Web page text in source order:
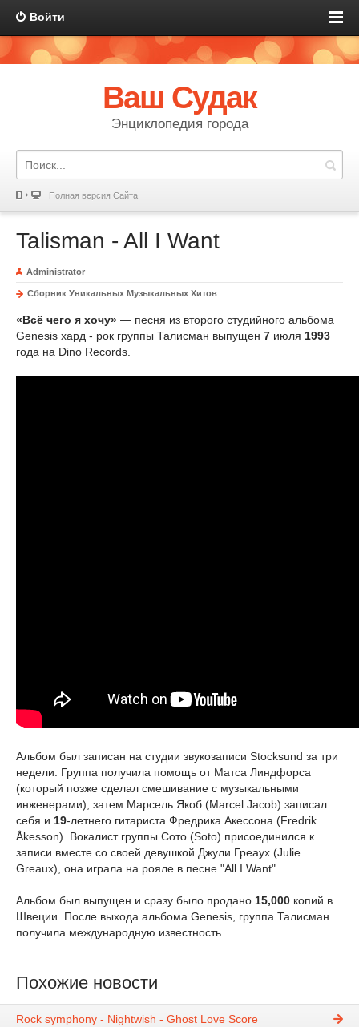
Войти
Ваш Судак
Энциклопедия города
Полная версия Сайта
Talisman - All I Want
Administrator
Сборник Уникальных Музыкальных Хитов
«Всё чего я хочу» — песня из второго студийного альбома
Genesis хард - рок группы Талисман выпущен 7 июля 1993
года на Dino Records.
Альбом был записан на студии звукозаписи Stocksund за три
недели. Группа получила помощь от Матса Линдфорса
(который позже сделал смешивание с музыкальными
инженерами), затем Марсель Якоб (Marcel Jacob) записал
себя и 19-летнего гитариста Фредрика Акессона (Fredrik
Åkesson). Вокалист группы Сото (Soto) присоединился к
записи вместе со своей девушкой Джули Греаух (Julie
Greaux), она играла на рояле в песне "All I Want".
Альбом был выпущен и сразу было продано 15,000 копий в
Швеции. После выхода альбома Genesis, группа Талисман
получила международную известность.
Похожие новости
Rock symphony - Nightwish - Ghost Love Score